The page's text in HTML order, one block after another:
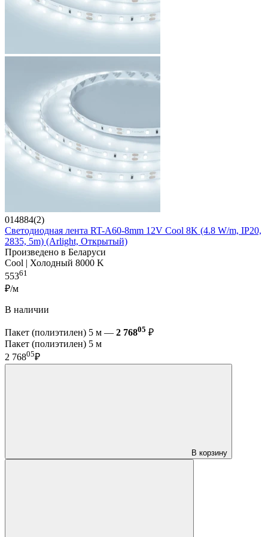
014884(2)
Светодиодная лента RT-A60-8mm 12V Cool 8K (4.8 W/m, IP20,
2835, 5m) (Arlight, Открытый)
Произведено в Беларуси
Cool | Холодный 8000 K
55361
₽/м
В наличии
Пакет (полиэтилен) 5 м — 2 76805 ₽
Пакет (полиэтилен) 5 м
2 76805₽
В корзину